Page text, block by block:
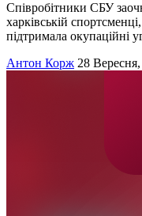
Співробітники СБУ
харківській
підтримала окупаційні
Антон Корж 28